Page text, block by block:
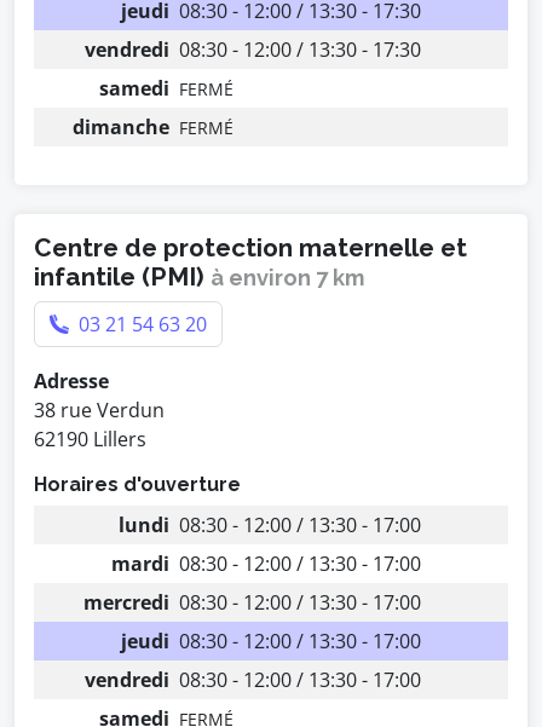
jeudi 08:30 - 12:00 / 13:30 - 17:30
vendredi 08:30 - 12:00 / 13:30 - 17:30
samedi FERMÉ
dimanche FERMÉ
Centre de protection maternelle et
infantile (PMI) à environ 7 km
03 21 54 63 20
Adresse
38 rue Verdun
62190 Lillers
Horaires d'ouverture
lundi 08:30 - 12:00 / 13:30 - 17:00
mardi 08:30 - 12:00 / 13:30 - 17:00
mercredi 08:30 - 12:00 / 13:30 - 17:00
jeudi 08:30 - 12:00 / 13:30 - 17:00
vendredi 08:30 - 12:00 / 13:30 - 17:00
samedi FERMÉ